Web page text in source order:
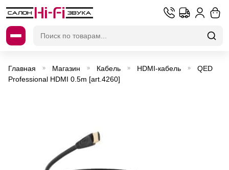
Главная » Магазин » Кабель » HDMI-кабель »
QED
Professional HDMI 0.5m [art.4260]